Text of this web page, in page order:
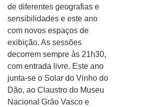
de diferentes geografias e
sensibilidades e este ano
com novos espaços de
exibição. As sessões
decorrem sempre às 21h30,
com entrada livre. Este ano
junta-se o Solar do Vinho do
Dão, ao Claustro do Museu
Nacional Grão Vasco e